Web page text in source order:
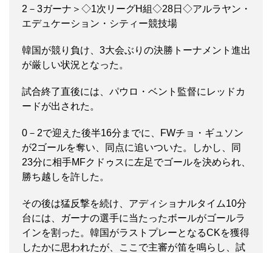
2－3ガーナ＞◇1次リーグH組◇28日◇アルラヤン・
エデュケーション・シティー競技場
韓国が競り負け、3大会ぶりの決勝トーナメント進出
が厳しい状況となった。
試合終了直後には、パウロ・ベント監督にレッドカ
ードが出された。
0－2で迎えた後半16分までに、FWチョ・ギュソン
が2ゴールを奪い、同点に追いついた。しかし、同
23分に相手MFクドゥスに左足でゴールを決められ、
勝ち越しを許した。
その後は猛反撃を続け、アディショナルタイム10分
台には、ガーナの選手に当たったボールがゴールラ
インを割った。韓国がラストプレーとなるCKを獲得
したかに思われたが、ここで主審が笛を鳴らし、試